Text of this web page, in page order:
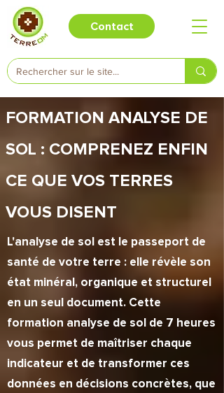
Contact
FORMATION ANALYSE DE
SOL : COMPRENEZ ENFIN
CE QUE VOS TERRES
VOUS DISENT
L'analyse de sol est le passeport de
santé de votre terre : elle révèle son
état minéral, organique et structurel
en un seul document. Cette
formation analyse de sol de 7 heures
vous permet de maîtriser chaque
indicateur et de transformer ces
données en décisions concrètes, que